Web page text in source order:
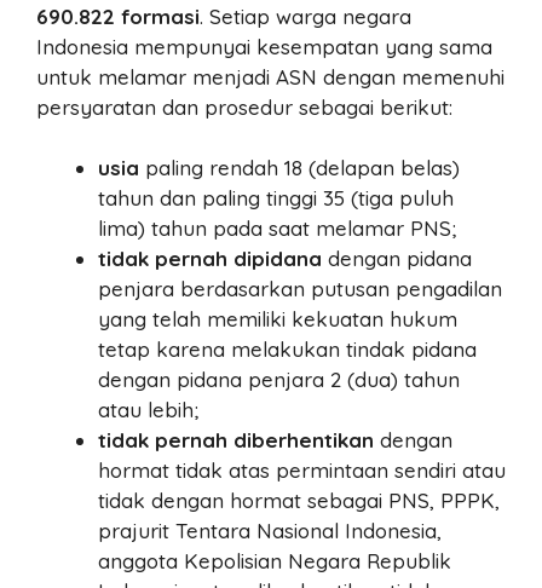
690.822 formasi. Setiap warga negara
Indonesia mempunyai kesempatan yang sama
untuk melamar menjadi ASN dengan memenuhi
persyaratan dan prosedur sebagai berikut:
usia paling rendah 18 (delapan belas)
tahun dan paling tinggi 35 (tiga puluh
lima) tahun pada saat melamar PNS;
tidak pernah dipidana dengan pidana
penjara berdasarkan putusan pengadilan
yang telah memiliki kekuatan hukum
tetap karena melakukan tindak pidana
dengan pidana penjara 2 (dua) tahun
atau lebih;
tidak pernah diberhentikan dengan
hormat tidak atas permintaan sendiri atau
tidak dengan hormat sebagai PNS, PPPK,
prajurit Tentara Nasional Indonesia,
anggota Kepolisian Negara Republik